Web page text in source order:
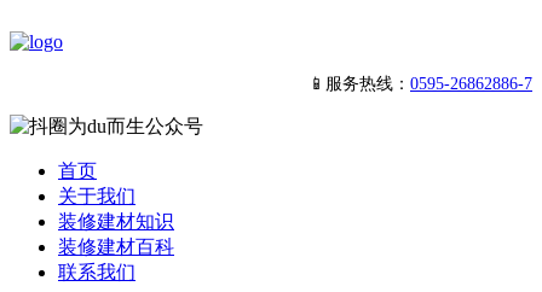
📱服务热线： 0595-26862886-7
首页
关于我们
装修建材知识
装修建材百科
联系我们